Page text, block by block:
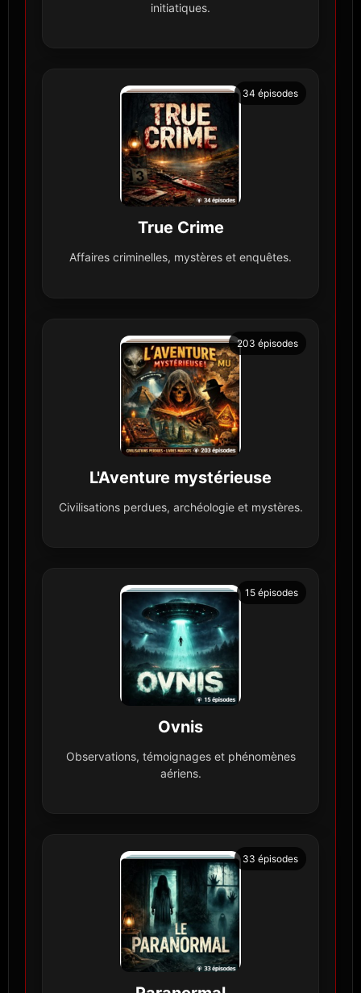
initiatiques.
34 épisodes
True Crime
Affaires criminelles, mystères et enquêtes.
203 épisodes
L'Aventure mystérieuse
Civilisations perdues, archéologie et mystères.
15 épisodes
Ovnis
Observations, témoignages et phénomènes
aériens.
33 épisodes